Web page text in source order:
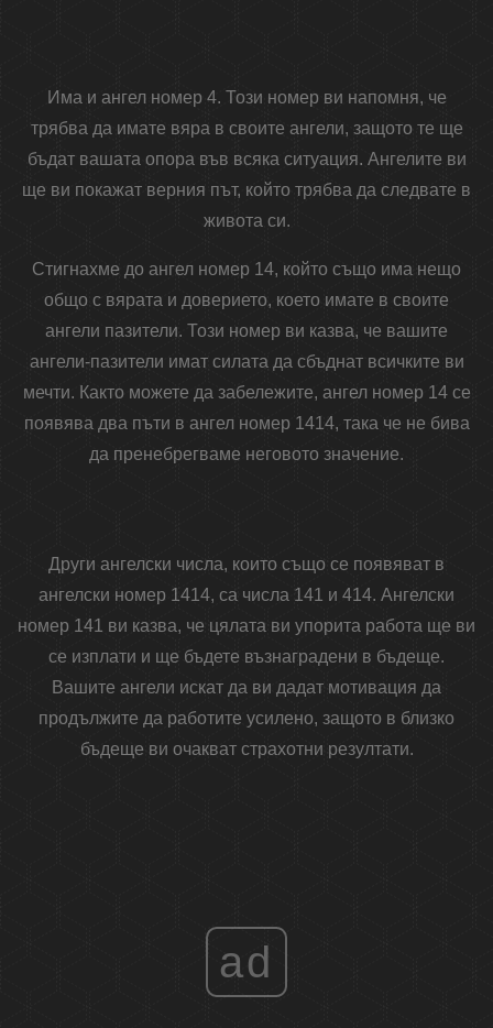
Има и ангел номер 4. Този номер ви напомня, че
трябва да имате вяра в своите ангели, защото те ще
бъдат вашата опора във всяка ситуация. Ангелите ви
ще ви покажат верния път, който трябва да следвате в
живота си.
Стигнахме до ангел номер 14, който също има нещо
общо с вярата и доверието, което имате в своите
ангели пазители. Този номер ви казва, че вашите
ангели-пазители имат силата да сбъднат всичките ви
мечти. Както можете да забележите, ангел номер 14 се
появява два пъти в ангел номер 1414, така че не бива
да пренебрегваме неговото значение.
Други ангелски числа, които също се появяват в
ангелски номер 1414, са числа 141 и 414. Ангелски
номер 141 ви казва, че цялата ви упорита работа ще ви
се изплати и ще бъдете възнаградени в бъдеще.
Вашите ангели искат да ви дадат мотивация да
продължите да работите усилено, защото в близко
бъдеще ви очакват страхотни резултати.
ad